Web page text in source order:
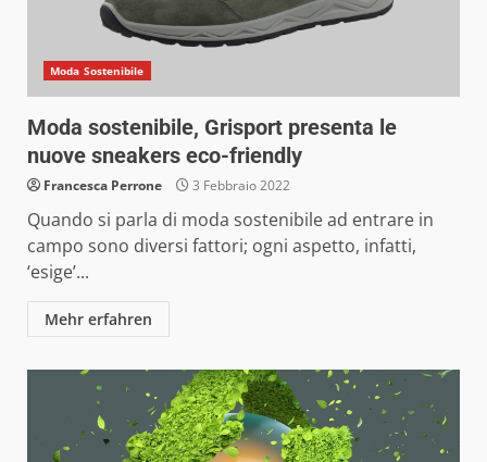
Moda Sostenibile
Moda sostenibile, Grisport presenta le
nuove sneakers eco-friendly
Francesca Perrone 3 Febbraio 2022
Quando si parla di moda sostenibile ad entrare in
campo sono diversi fattori; ogni aspetto, infatti,
‘esige’...
Mehr erfahren